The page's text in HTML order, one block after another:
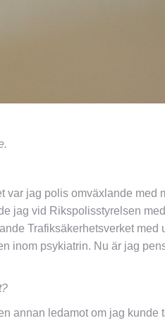
var jag polis omväxlande med
jag vid Rikspolisstyrelsen med
Trafiksäkerhetsverket med
inom psykiatrin. Nu är jag
annan ledamot om jag kunde